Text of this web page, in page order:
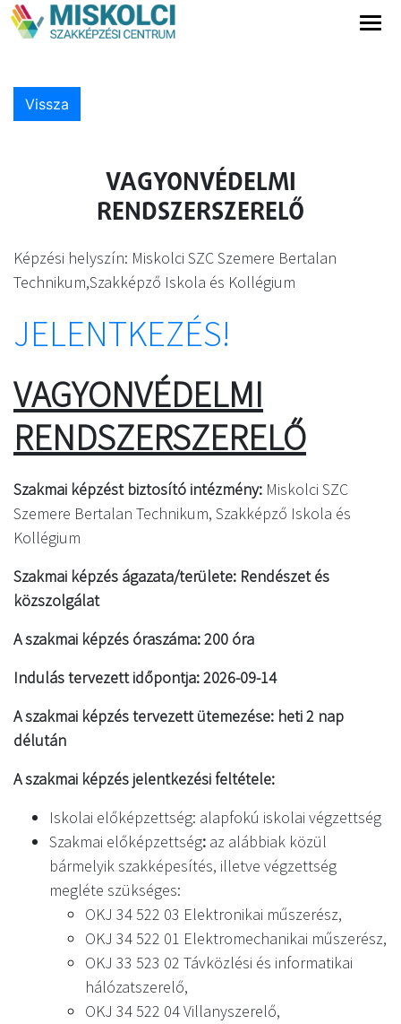
Vissza
VAGYONVÉDELMI
RENDSZERSZERELŐ
Képzési helyszín: Miskolci SZC Szemere Bertalan
Technikum,Szakképző Iskola és Kollégium
JELENTKEZÉS!
VAGYONVÉDELMI
RENDSZERSZERELŐ
Szakmai képzést biztosító intézmény: Miskolci SZC
Szemere Bertalan Technikum, Szakképző Iskola és
Kollégium
Szakmai képzés ágazata/területe: Rendészet és
közszolgálat
A szakmai képzés óraszáma: 200 óra
Indulás tervezett időpontja: 2026-09-14
A szakmai képzés tervezett ütemezése: heti 2 nap
délután
A szakmai képzés jelentkezési feltétele:
Iskolai előképzettség: alapfokú iskolai végzettség
Szakmai előképzettség: az alábbiak közül
bármelyik szakképesítés, illetve végzettség
megléte szükséges:
OKJ 34 522 03 Elektronikai műszerész,
OKJ 34 522 01 Elektromechanikai műszerész,
OKJ 33 523 02 Távközlési és informatikai
hálózatszerelő,
OKJ 34 522 04 Villanyszerelő,